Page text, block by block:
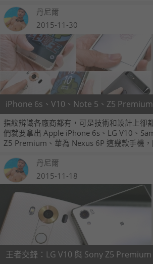
黑白，其他色系選擇較晚推出。
丹尼爾
2015-11-30
指紋辨識各廠商都有，可是技術和設計上卻
們就要拿出 Apple iPhone 6s、LG V10、
Z5 Premium、華為 Nexus 6P 這幾款手機
確度做出實際試用的測試，看看哪些手機的
便好用！
丹尼爾
2015-11-18